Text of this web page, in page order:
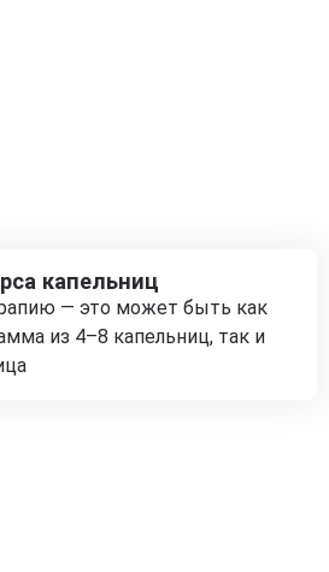
капельниц
— это может быть как
из 4–8 капельниц, так и